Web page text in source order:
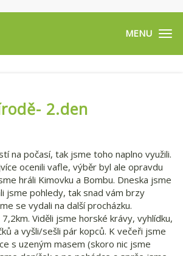
2.den
na počasí, tak jsme toho naplno využili.
ocenili vafle, výběr byl ale opravdu
hráli Kimovku a Bombu. Dneska jsme
jsme pohledy, tak snad vám brzy
se vydali na další procházku.
Viděli jsme horské krávy, vyhlídku,
a vyšli/sešli pár kopců. K večeři jsme
s uzeným masem (skoro nic jsme